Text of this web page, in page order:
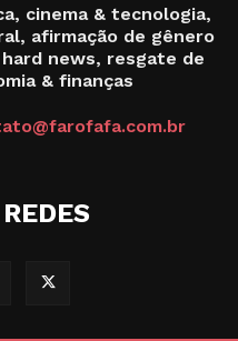
cinema & tecnologia,
afirmação de gênero
news, resgate de
& finanças